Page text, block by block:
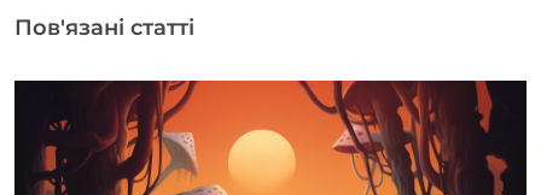
Пов'язані статті